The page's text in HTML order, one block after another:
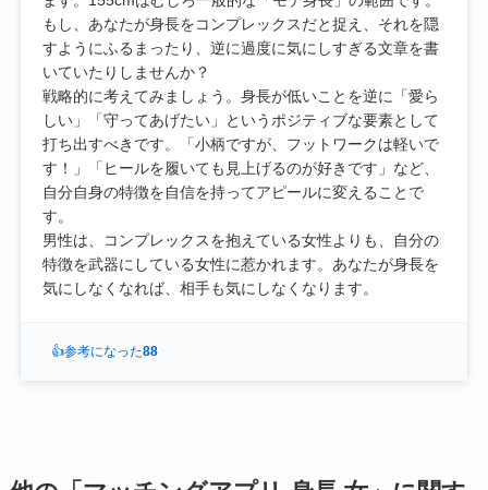
もし、あなたが身長をコンプレックスだと捉え、それを隠
すようにふるまったり、逆に過度に気にしすぎる文章を書
いていたりしませんか？
戦略的に考えてみましょう。身長が低いことを逆に「愛ら
しい」「守ってあげたい」というポジティブな要素として
打ち出すべきです。「小柄ですが、フットワークは軽いで
す！」「ヒールを履いても見上げるのが好きです」など、
自分自身の特徴を自信を持ってアピールに変えることで
す。
男性は、コンプレックスを抱えている女性よりも、自分の
特徴を武器にしている女性に惹かれます。あなたが身長を
気にしなくなれば、相手も気にしなくなります。
👍参考になった88